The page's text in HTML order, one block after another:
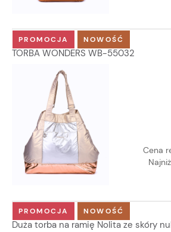
TORBA WONDERS WB-55032
Cena
PROMOCJA NOWOŚĆ
Duża torba na ramię Nolita ze skóry
PROMOCJA NOWOŚĆ